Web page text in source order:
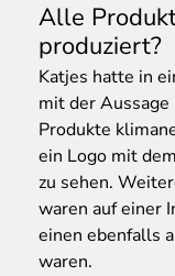
Alle
produziert?
Katjes hatte in
mit der
Produkte
ein Logo mit
zu sehen.
waren auf einer
einen ebenfalls
waren.